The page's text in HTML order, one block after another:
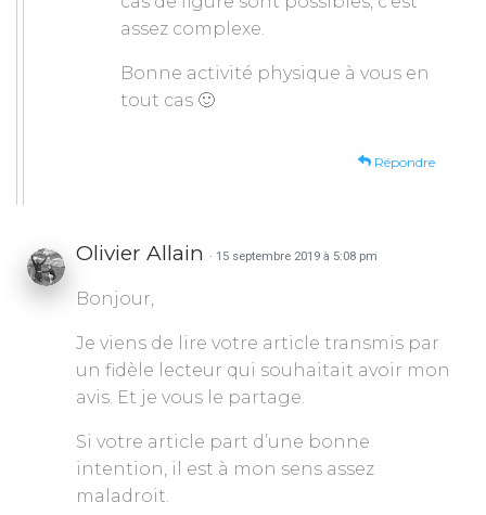
assez complexe.
Bonne activité physique à vous en
tout cas 🙂
Répondre
Olivier Allain · 15 septembre 2019 à 5:08 pm
Bonjour,
Je viens de lire votre article transmis par
un fidèle lecteur qui souhaitait avoir mon
avis. Et je vous le partage.
Si votre article part d’une bonne
intention, il est à mon sens assez
maladroit.